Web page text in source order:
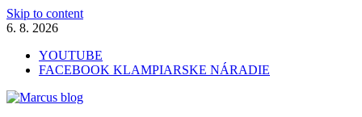
Skip to content
6. 8. 2026
YOUTUBE
FACEBOOK KLAMPIARSKE NÁRADIE